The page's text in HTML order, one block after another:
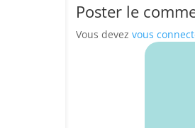
Poster le
Vous devez vous